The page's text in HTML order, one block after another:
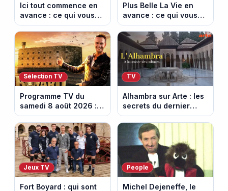
Ici tout commence en
avance : ce qui vous
attend la semaine du
10 au 14 août 2026
(spoiler)
Plus Belle La Vie en
avance : ce qui vous
attend la semaine du
10 au 14 août 2026
(spoiler)
Sélection TV
Programme TV du
samedi 8 août 2026 :
notre sélection pour
votre soirée télé
TV
Alhambra sur Arte : les
secrets du dernier
sultanat musulman
d’Espagne
Jeux TV
Fort Boyard : qui sont
People
Michel Dejeneffe, le